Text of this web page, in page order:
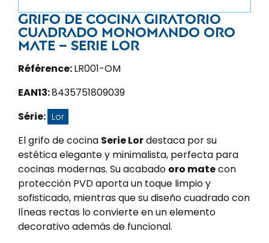
Grifo de cocina giratorio
cuadrado monomando oro
mate – Serie Lor
Référence:LR001-OM
EAN13:8435751809039
Série: Lor
El grifo de cocina Serie Lordestaca por su
estética elegante y minimalista, perfecta para
cocinas modernas. Su acabado oro matecon
protección PVD aporta un toque limpio y
sofisticado, mientras que su diseño cuadrado con
líneas rectas lo convierte en un elemento
decorativo además de funcional.